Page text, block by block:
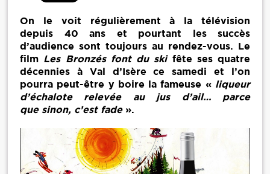
On le voit régulièrement à la télévision
depuis 40 ans et pourtant les succès
d’audience sont toujours au rendez-vous. Le
film Les Bronzés font du skifête ses quatre
décennies à Val d’Isère ce samedi et l’on
pourra peut-être y boire la fameuse «liqueur
d’échalote relevée au jus d’ail… parce
que sinon, c’est fade».